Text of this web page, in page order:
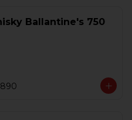
Ballantine's 750